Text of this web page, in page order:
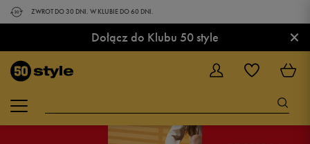
ZWROT DO 30 DNI. W KLUBIE DO 60 DNI.
Dołącz do Klubu 50 style ×